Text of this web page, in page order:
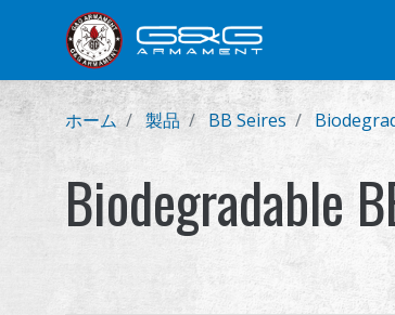
ホーム 製品 BB Seires
Biodegradable